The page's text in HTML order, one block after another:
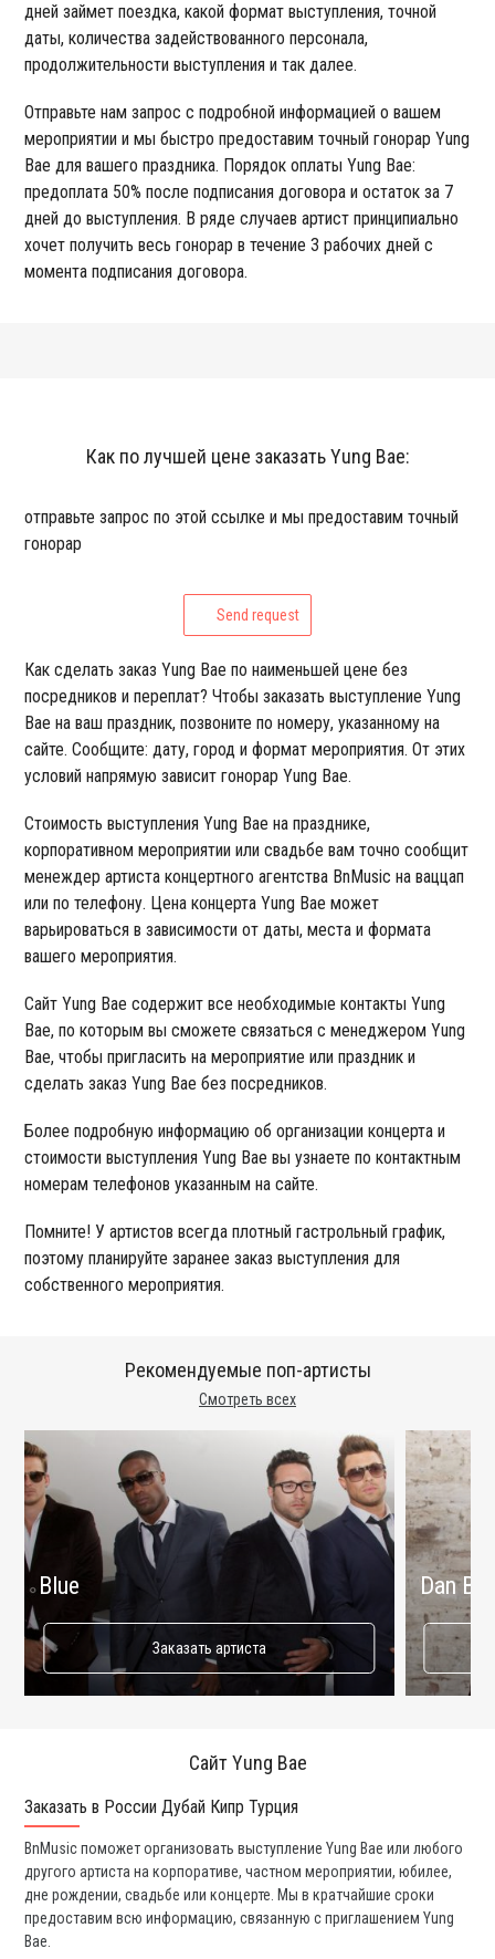
дней займет поездка, какой формат выступления, точной
даты, количества задействованного персонала,
продолжительности выступления и так далее.
Отправьте нам запрос с подробной информацией о вашем
мероприятии и мы быстро предоставим точный гонорар Yung
Bae для вашего праздника. Порядок оплаты Yung Bae:
предоплата 50% после подписания договора и остаток за 7
дней до выступления. В ряде случаев артист принципиально
хочет получить весь гонорар в течение 3 рабочих дней с
момента подписания договора.
Как по лучшей цене заказать Yung Bae:
отправьте запрос по этой ссылке и мы предоставим точный
гонорар
Send request
Как сделать заказ Yung Bae по наименьшей цене без
посредников и переплат? Чтобы заказать выступление Yung
Bae на ваш праздник, позвоните по номеру, указанному на
сайте. Сообщите: дату, город и формат мероприятия. От этих
условий напрямую зависит гонорар Yung Bae.
Стоимость выступления Yung Bae на празднике,
корпоративном мероприятии или свадьбе вам точно сообщит
менеждер артиста концертного агентства BnMusic на ваццап
или по телефону. Цена концерта Yung Bae может
варьироваться в зависимости от даты, места и формата
вашего мероприятия.
Сайт Yung Bae содержит все необходимые контакты Yung
Bae, по которым вы сможете связаться с менеджером Yung
Bae, чтобы пригласить на мероприятие или праздник и
сделать заказ Yung Bae без посредников.
Более подробную информацию об организации концерта и
стоимости выступления Yung Bae вы узнаете по контактным
номерам телефонов указанным на сайте.
Помните! У артистов всегда плотный гастрольный график,
поэтому планируйте заранее заказ выступления для
собственного мероприятия.
Смотреть всех
Рекомендуемые поп-артисты
Blue
Заказать артиста
Dan
Сайт Yung Bae
Заказать в России Дубай Кипр Турция
BnMusic поможет организовать выступление Yung Bae или любого
другого артиста на корпоративе, частном мероприятии, юбилее,
дне рождении, свадьбе или концерте. Мы в кратчайшие сроки
предоставим всю информацию, связанную с приглашением Yung
Bae.